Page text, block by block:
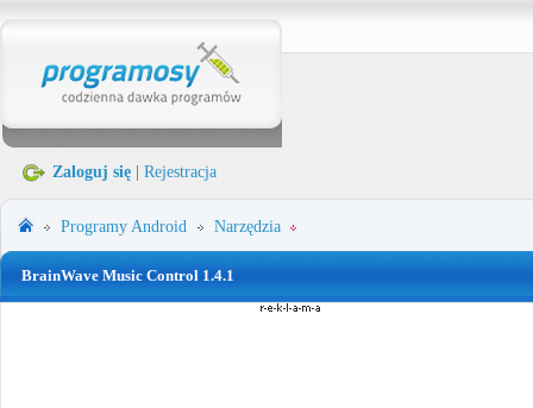
Zaloguj się Rejestracja
ProgramyAndroid Narzędzia
BrainWave Music Control 1.4.1